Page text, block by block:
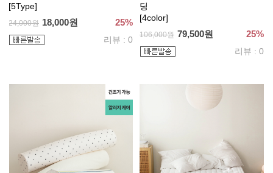
[5Type]
24,000원 18,000원 25%
리뷰 : 0
딩
[4color]
106,000원 79,500원 25%
리뷰 : 0